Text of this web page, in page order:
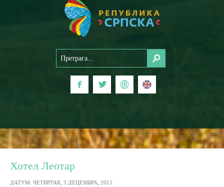
Хотел Леотар
ДАТУМ: ЧЕТВРТАК, 3 ДЕЦЕМБРА, 2015